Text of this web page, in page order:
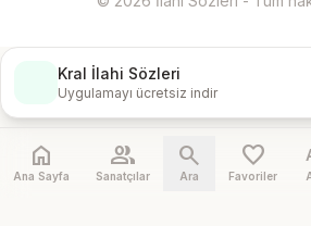
Kral İlahi Sözleri
Uygulamayı ücretsiz indir
home
Ana Sayfa
people
Sanatçılar
search
Ara
favorite
Favoriler